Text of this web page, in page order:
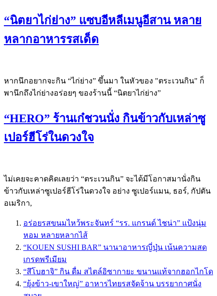
“นิตยาไก่ย่าง” แซบอีหลีเมนูอีสาน หลาย
หลากอาหารรสเด็ด
หากนึกอยากจะกิน “ไก่ย่าง” ขึ้นมา ในหัวของ "ตระเวนกิน" ก็
พานึกถึงไก่ย่างอร่อยๆ ของร้านนี้ “นิตยาไก่ย่าง”
“HERO” ร้านเก๋ชวนนั่ง กินข้าวกับเหล่าซู
เปอร์ฮีโร่ในดวงใจ
ไม่เคยจะคาดคิดเลยว่า “ตระเวนกิน” จะได้มีโอกาสมานั่งกิน
ข้าวกับเหล่าซูเปอร์ฮีโร่ในดวงใจ อย่าง ซูเปอร์แมน, ธอร์, กัปตัน
อเมริกา,
อร่อยรสขนมไหว้พระจันทร์ “รร. แกรนด์ ไชน่า” แป้งนุ่ม
หอม หลายหลากไส้
“KOUEN SUSHI BAR” นานาอาหารญี่ปุ่น เน้นความสด
เกรดพรีเมียม
“สึโบฮาจิ” กิน ดื่ม สไตล์อิซากายะ ขนานแท้จากฮอกไกโด
“ยุ้งข้าว-เขาใหญ่” อาหารไทยรสจัดจ้าน บรรยากาศนั่ง